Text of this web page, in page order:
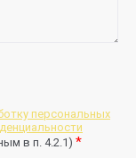
персональных
в п. 4.2.1) *